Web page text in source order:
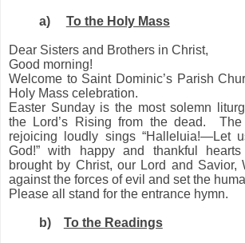
a) To the Holy Mass
Dear Sisters and Brothers in Christ,
Good morning!
Welcome to Saint Dominic’s Parish
Holy Mass celebration.
Easter Sunday is the most solemn
the Lord’s Rising from the dead.
rejoicing loudly sings “Halleluia!—Let
God!” with happy and thankful
brought by Christ, our Lord and Savior,
against the forces of evil and set the
Please all stand for the entrance hymn.
b) To the Readings